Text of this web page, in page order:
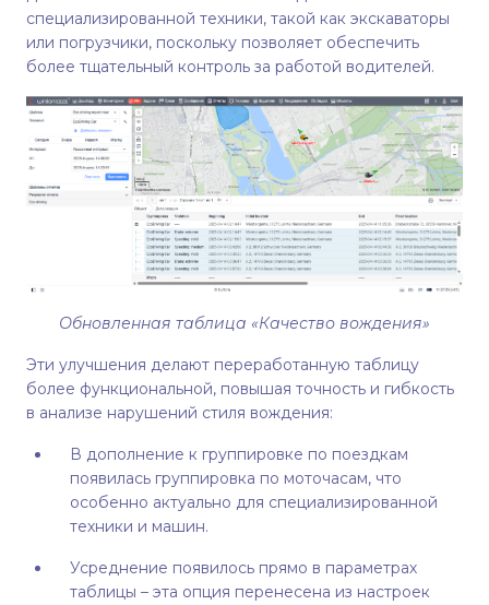
специализированной техники, такой как экскаваторы
или погрузчики, поскольку позволяет обеспечить
более тщательный контроль за работой водителей.
Обновленная таблица «Качество вождения»
Эти улучшения делают переработанную таблицу
более функциональной, повышая точность и гибкость
в анализе нарушений стиля вождения:
В дополнение к группировке по поездкам
появилась группировка по моточасам, что
особенно актуально для специализированной
техники и машин.
Усреднение появилось прямо в параметрах
таблицы – эта опция перенесена из настроек